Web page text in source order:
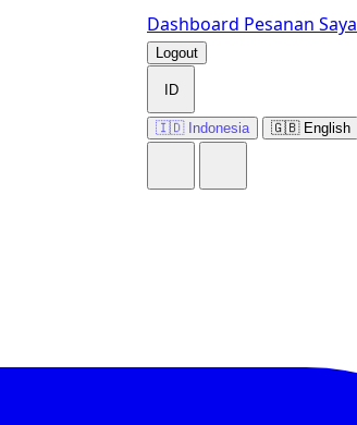
Dashboard Pesanan Saya
Logout
ID
🇮🇩 Indonesia 🇬🇧 English